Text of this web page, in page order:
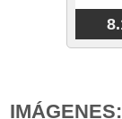
IMÁGENES: